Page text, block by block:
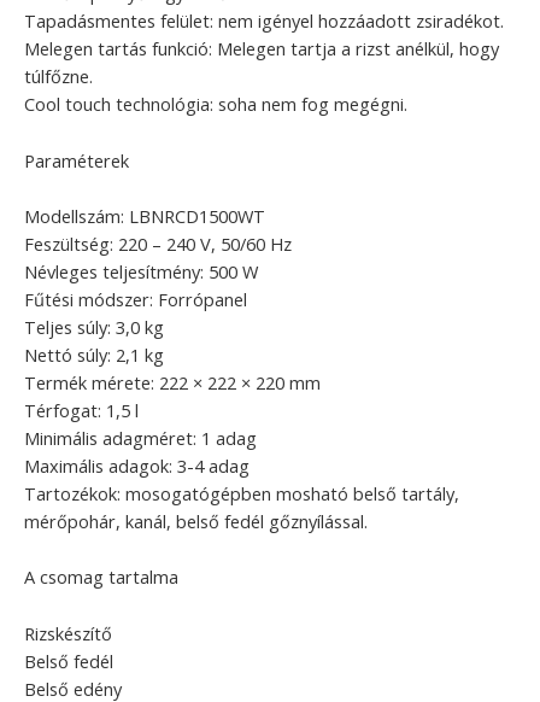
Tapadásmentes felület: nem igényel hozzáadott zsiradékot.
Melegen tartás funkció: Melegen tartja a rizst anélkül, hogy
túlfőzne.
Cool touch technológia: soha nem fog megégni.
Paraméterek
Modellszám: LBNRCD1500WT
Feszültség: 220 – 240 V, 50/60 Hz
Névleges teljesítmény: 500 W
Fűtési módszer: Forrópanel
Teljes súly: 3,0 kg
Nettó súly: 2,1 kg
Termék mérete: 222 × 222 × 220 mm
Térfogat: 1,5 l
Minimális adagméret: 1 adag
Maximális adagok: 3-4 adag
Tartozékok: mosogatógépben mosható belső tartály,
mérőpohár, kanál, belső fedél gőznyílással.
A csomag tartalma
Rizskészítő
Belső fedél
Belső edény